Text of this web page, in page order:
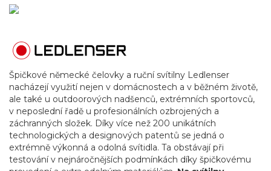
Špičkové německé čelovky a ruční svítilny Ledlenser
nacházejí využití nejen v domácnostech a v běžném životě,
ale také u outdoorových nadšenců, extrémních sportovců,
v neposlední řadě u profesionálních ozbrojených a
záchranných složek. Díky více než 200 unikátních
technologických a designových patentů se jedná o
extrémně výkonná a odolná svítidla. Ta obstávají při
testování v nejnáročnějších podmínkách díky špičkovému